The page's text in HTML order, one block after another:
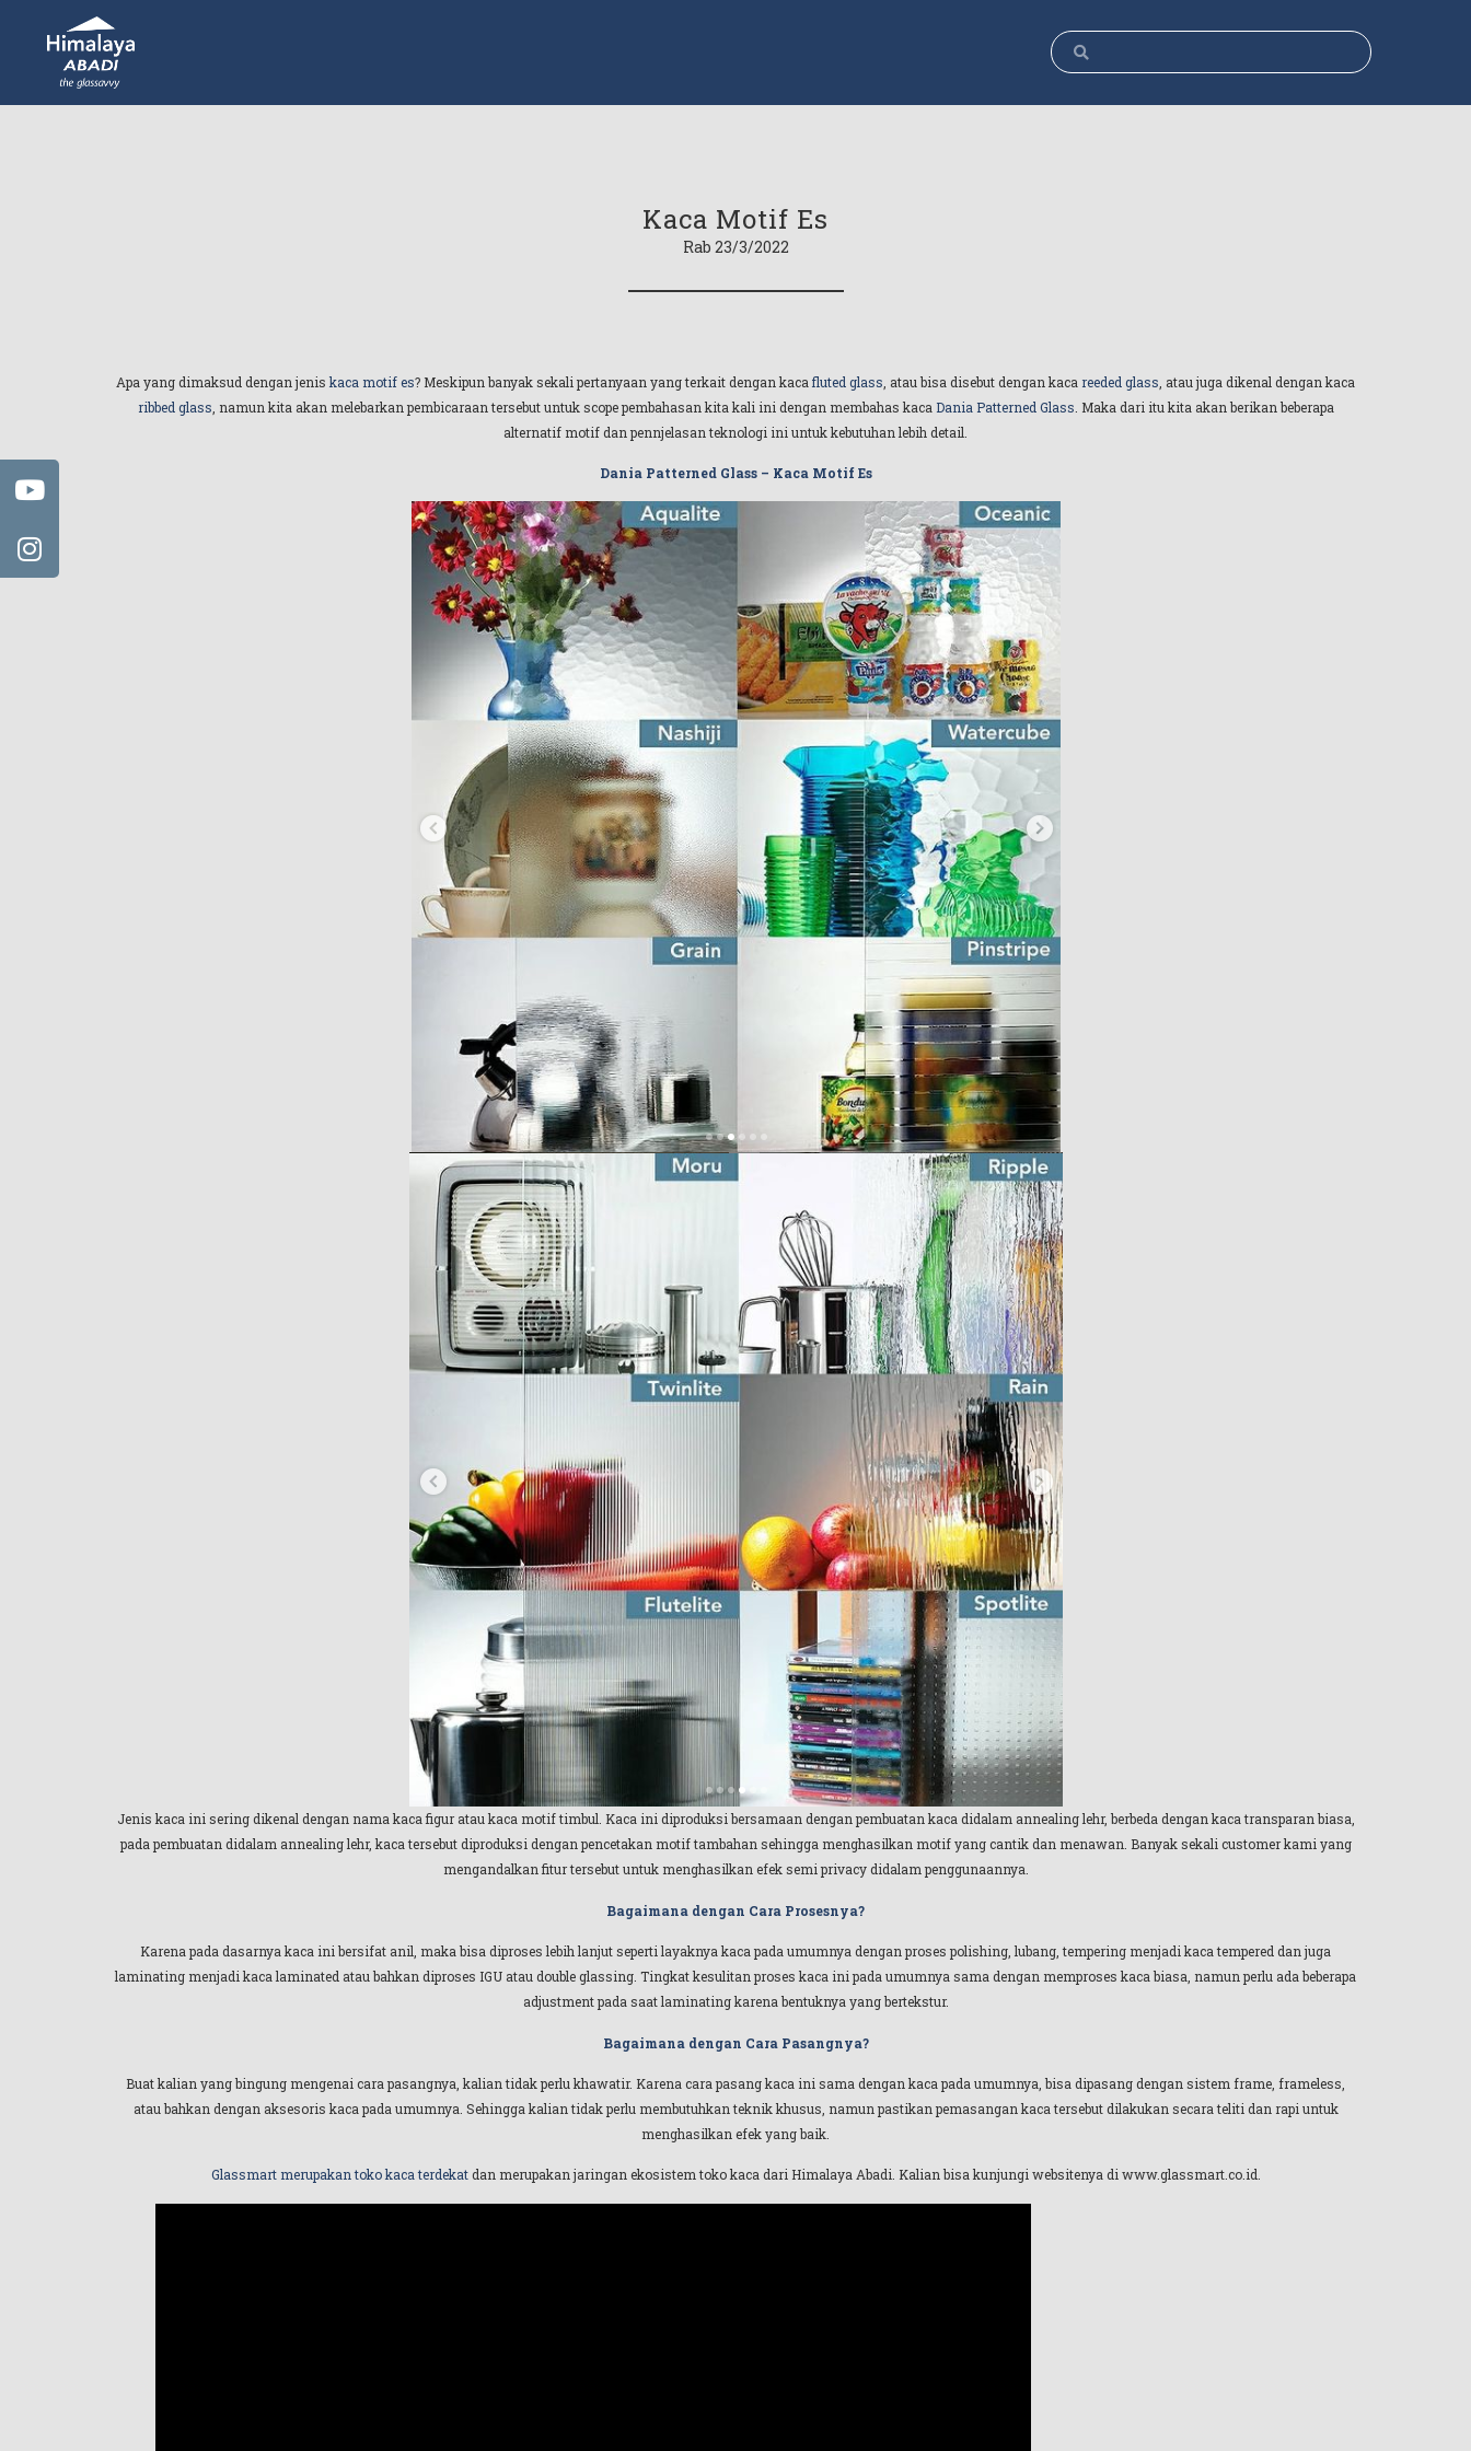
Kaca Motif Es
Rab 23/3/2022
Apa yang dimaksud dengan jenis kaca motif es? Meskipun banyak sekali pertanyaan yang terkait dengan kaca fluted glass , atau bisa disebut dengan kaca reeded glass , atau juga dikenal dengan kaca
ribbed glass , namun kita akan melebarkan pembicaraan tersebut untuk scope pembahasan kita kali ini dengan membahas kaca Dania Patterned Glass . Maka dari itu kita akan berikan beberapa
alternatif motif dan pennjelasan teknologi ini untuk kebutuhan lebih detail.
Dania Patterned Glass – Kaca Motif Es
Jenis kaca ini sering dikenal dengan nama kaca figur atau kaca motif timbul. Kaca ini diproduksi bersamaan dengan pembuatan kaca didalam annealing lehr, berbeda dengan kaca transparan biasa,
pada pembuatan didalam annealing lehr, kaca tersebut diproduksi dengan pencetakan motif tambahan sehingga menghasilkan motif yang cantik dan menawan. Banyak sekali customer kami yang
mengandalkan fitur tersebut untuk menghasilkan efek semi privacy didalam penggunaannya.
Bagaimana dengan Cara Prosesnya?
Karena pada dasarnya kaca ini bersifat anil, maka bisa diproses lebih lanjut seperti layaknya kaca pada umumnya dengan proses polishing, lubang, tempering menjadi kaca tempered dan juga
laminating menjadi kaca laminated atau bahkan diproses IGU atau double glassing. Tingkat kesulitan proses kaca ini pada umumnya sama dengan memproses kaca biasa, namun perlu ada beberapa
adjustment pada saat laminating karena bentuknya yang bertekstur.
Bagaimana dengan Cara Pasangnya?
Buat kalian yang bingung mengenai cara pasangnya, kalian tidak perlu khawatir. Karena cara pasang kaca ini sama dengan kaca pada umumnya, bisa dipasang dengan sistem frame, frameless,
atau bahkan dengan aksesoris kaca pada umumnya. Sehingga kalian tidak perlu membutuhkan teknik khusus, namun pastikan pemasangan kaca tersebut dilakukan secara teliti dan rapi untuk
menghasilkan efek yang baik.
Glassmart merupakan toko kaca terdekatdan merupakan jaringan ekosistem toko kaca dari Himalaya Abadi. Kalian bisa kunjungi websitenya di www.glassmart.co.id.